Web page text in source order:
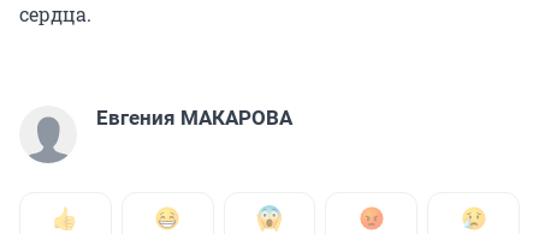
сердца.
Евгения МАКАРОВА